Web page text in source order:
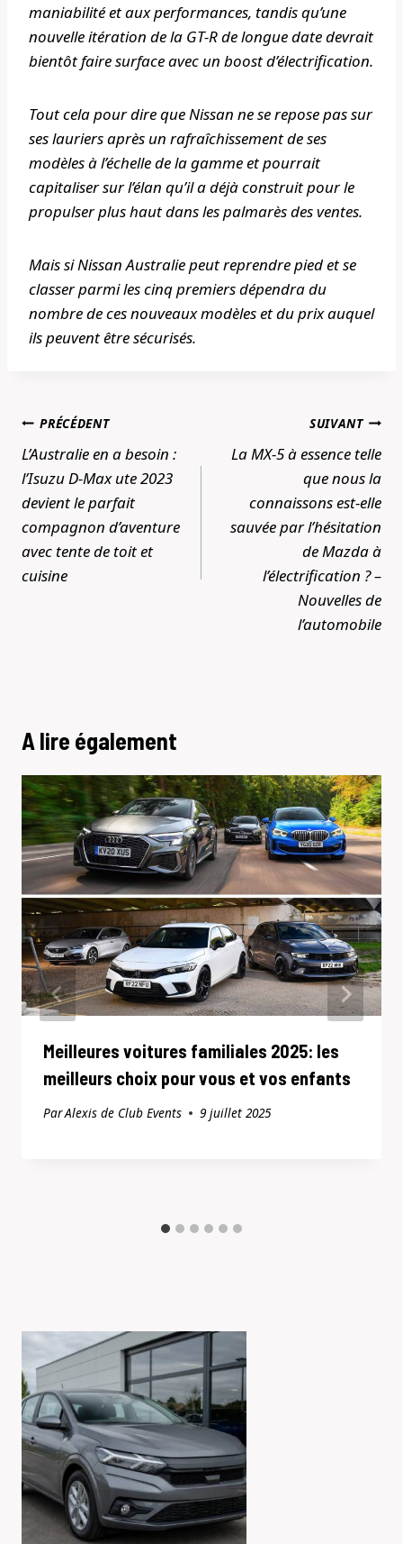
maniabilité et aux performances, tandis qu’une
nouvelle itération de la GT-R de longue date devrait
bientôt faire surface avec un boost d’électrification.
Tout cela pour dire que Nissan ne se repose pas sur
ses lauriers après un rafraîchissement de ses
modèles à l’échelle de la gamme et pourrait
capitaliser sur l’élan qu’il a déjà construit pour le
propulser plus haut dans les palmarès des ventes.
Mais si Nissan Australie peut reprendre pied et se
classer parmi les cinq premiers dépendra du
nombre de ces nouveaux modèles et du prix auquel
ils peuvent être sécurisés.
Navigation
de
l’article
PRÉCÉDENT
L’Australie en a besoin :
l’Isuzu D-Max ute 2023
devient le parfait
compagnon d’aventure
avec tente de toit et
cuisine
SUIVANT
La MX-5 à essence telle
que nous la
connaissons est-elle
sauvée par l’hésitation
de Mazda à
l’électrification ? –
Nouvelles de
l’automobile
A lire également
Meilleures voitures familiales 2025: les
meilleurs choix pour vous et vos enfants
ParAlexis de Club Events 9 juillet 2025